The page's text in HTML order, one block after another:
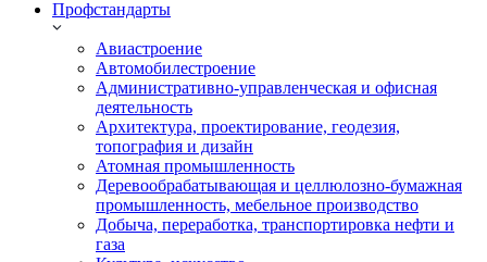
Профстандарты
Авиастроение
Автомобилестроение
Административно-управленческая и офисная
деятельность
Архитектура, проектирование, геодезия,
топография и дизайн
Атомная промышленность
Деревообрабатывающая и целлюлозно-бумажная
промышленность, мебельное производство
Добыча, переработка, транспортировка нефти и
газа